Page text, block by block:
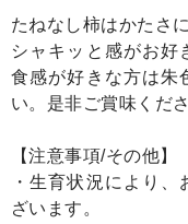
たねなし柿はかたさ
シャキッと感がお好
食感が好きな方は朱
い。是非ご賞味くださ
【注意事項/その他】
・生育状況により
ざいます。